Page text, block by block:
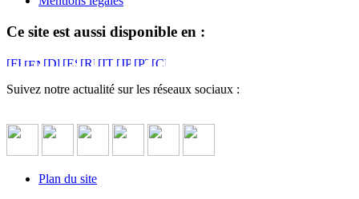
Ce site est aussi disponible en :
Suivez notre actualité sur les réseaux sociaux :
Plan du site